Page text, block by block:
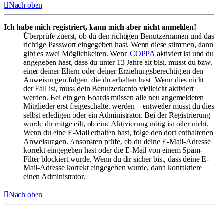
Nach oben
Ich habe mich registriert, kann mich aber nicht anmelden!
Überprüfe zuerst, ob du den richtigen Benutzernamen und das
richtige Passwort eingegeben hast. Wenn diese stimmen, dann
gibt es zwei Möglichkeiten. Wenn COPPA aktiviert ist und du
angegeben hast, dass du unter 13 Jahre alt bist, musst du bzw.
einer deiner Eltern oder deiner Erziehungsberechtigten den
Anweisungen folgen, die du erhalten hast. Wenn dies nicht
der Fall ist, muss dein Benutzerkonto vielleicht aktiviert
werden. Bei einigen Boards müssen alle neu angemeldeten
Mitglieder erst freigeschaltet werden – entweder musst du dies
selbst erledigen oder ein Administrator. Bei der Registrierung
wurde dir mitgeteilt, ob eine Aktivierung nötig ist oder nicht.
Wenn du eine E-Mail erhalten hast, folge den dort enthaltenen
Anweisungen. Ansonsten prüfe, ob du deine E-Mail-Adresse
korrekt eingegeben hast oder die E-Mail von einem Spam-
Filter blockiert wurde. Wenn du dir sicher bist, dass deine E-
Mail-Adresse korrekt eingegeben wurde, dann kontaktiere
einen Administrator.
Nach oben